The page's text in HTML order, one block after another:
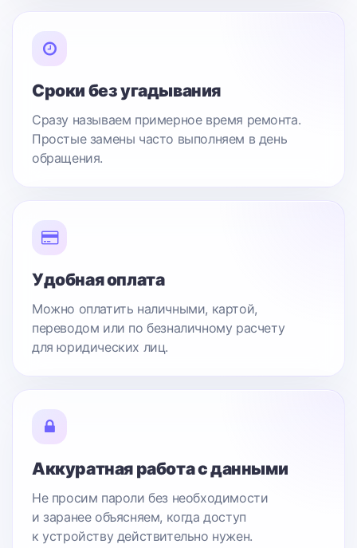
Сроки без угадывания
Сразу называем примерное время ремонта.
Простые замены часто выполняем в день
обращения.
Удобная оплата
Можно оплатить наличными, картой,
переводом или по безналичному расчету
для юридических лиц.
Аккуратная работа с данными
Не просим пароли без необходимости
и заранее объясняем, когда доступ
к устройству действительно нужен.